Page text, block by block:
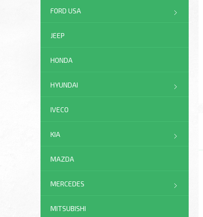
FORD USA
JEEP
HONDA
HYUNDAI
IVECO
KIA
MAZDA
MERCEDES
MITSUBISHI